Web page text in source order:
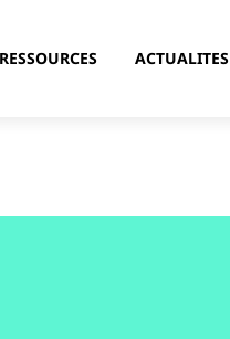
RESSOURCES ACTUALITES